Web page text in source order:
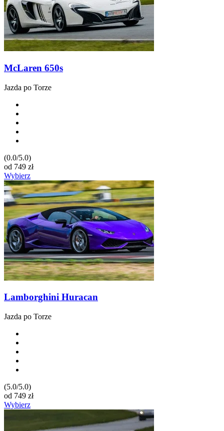
McLaren 650s
Jazda po Torze
(0.0/5.0)
od 749 zł
Wybierz
Lamborghini Huracan
Jazda po Torze
(5.0/5.0)
od 749 zł
Wybierz